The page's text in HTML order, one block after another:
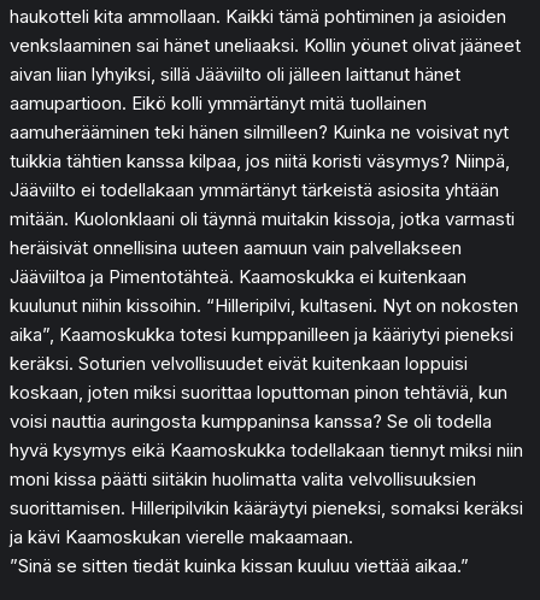
haukotteli kita ammollaan. Kaikki tämä pohtiminen ja asioiden
venkslaaminen sai hänet uneliaaksi. Kollin yöunet olivat jääneet
aivan liian lyhyiksi, sillä Jääviilto oli jälleen laittanut hänet
aamupartioon. Eikö kolli ymmärtänyt mitä tuollainen
aamuherääminen teki hänen silmilleen? Kuinka ne voisivat nyt
tuikkia tähtien kanssa kilpaa, jos niitä koristi väsymys? Niinpä,
Jääviilto ei todellakaan ymmärtänyt tärkeistä asiosita yhtään
mitään. Kuolonklaani oli täynnä muitakin kissoja, jotka varmasti
heräisivät onnellisina uuteen aamuun vain palvellakseen
Jääviiltoa ja Pimentotähteä. Kaamoskukka ei kuitenkaan
kuulunut niihin kissoihin. “Hilleripilvi, kultaseni. Nyt on nokosten
aika”, Kaamoskukka totesi kumppanilleen ja kääriytyi pieneksi
keräksi. Soturien velvollisuudet eivät kuitenkaan loppuisi
koskaan, joten miksi suorittaa loputtoman pinon tehtäviä, kun
voisi nauttia auringosta kumppaninsa kanssa? Se oli todella
hyvä kysymys eikä Kaamoskukka todellakaan tiennyt miksi niin
moni kissa päätti siitäkin huolimatta valita velvollisuuksien
suorittamisen. Hilleripilvikin kääräytyi pieneksi, somaksi keräksi
ja kävi Kaamoskukan vierelle makaamaan.
”Sinä se sitten tiedät kuinka kissan kuuluu viettää aikaa.”